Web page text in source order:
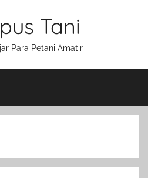
Tani
Para Petani Amatir